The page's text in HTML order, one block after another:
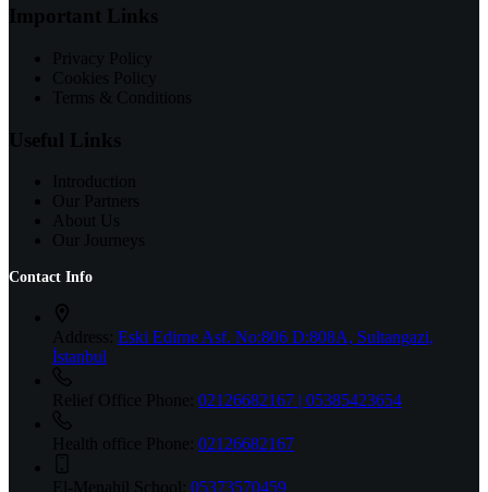
Important Links
Privacy Policy
Cookies Policy
Terms & Conditions
Useful Links
Introduction
Our Partners
About Us
Our Journeys
Contact Info
Address: Eski Edirne Asf. No:806 D:808A, Sultangazi,
İstanbul
Relief Office Phone: 02126682167 | 05385423654
Health office Phone: 02126682167
El-Menahil School: 05373570459